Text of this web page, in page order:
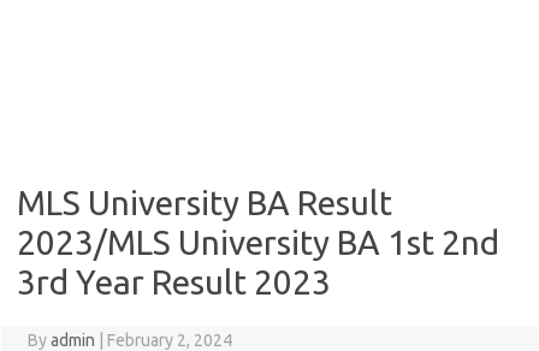
MLS University BA Result
2023/MLS University BA 1st 2nd
3rd Year Result 2023
Byadmin February 2, 2024